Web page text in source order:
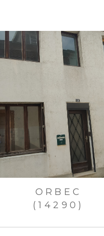
ORBEC
(14290)